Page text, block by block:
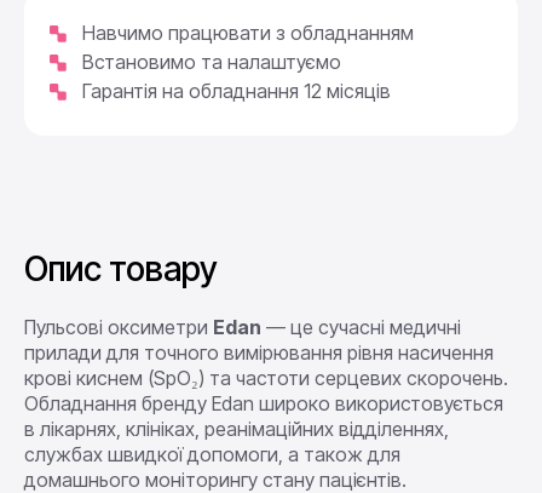
Навчимо працювати з обладнанням
Встановимо та налаштуємо
Гарантія на обладнання 12 місяців
Опис товару
Пульсові оксиметри Edan — це сучасні медичні
прилади для точного вимірювання рівня насичення
крові киснем (SpO₂) та частоти серцевих скорочень.
Обладнання бренду Edan широко використовується
в лікарнях, клініках, реанімаційних відділеннях,
службах швидкої допомоги, а також для
домашнього моніторингу стану пацієнтів.